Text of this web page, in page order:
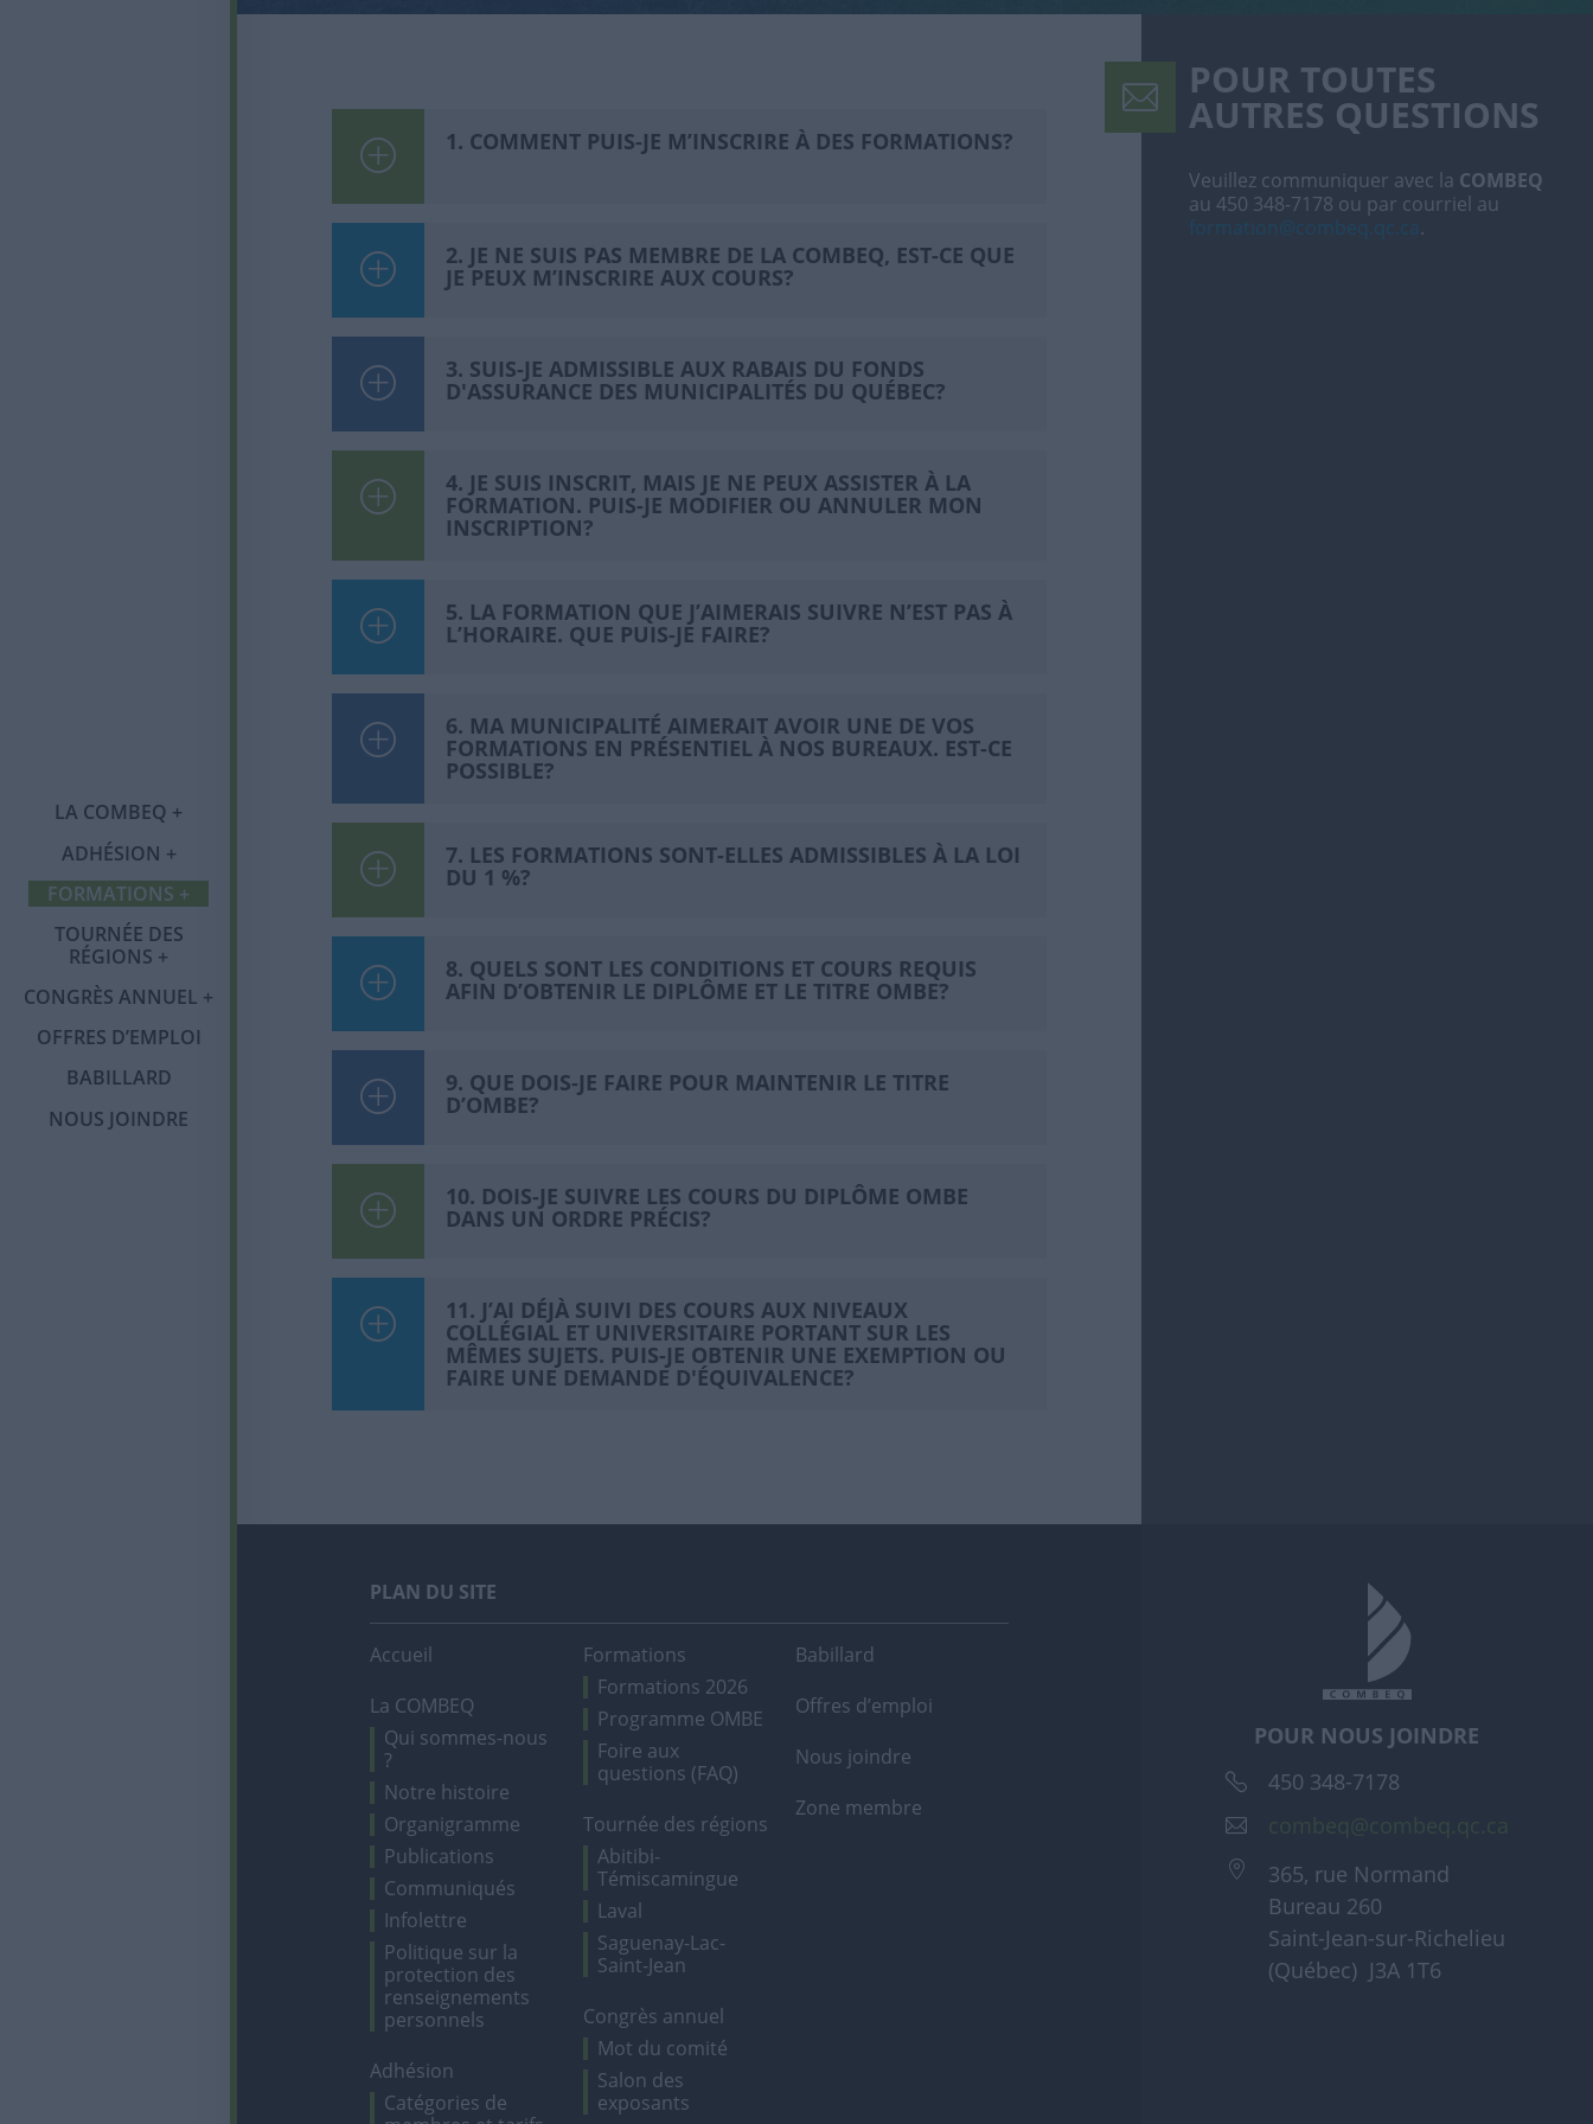
LA COMBEQ
Notre histoire
Publications
Communiqués
Infolettre
Politique sur la
protection des
renseignements
ADHÉSION
Adhésion
Catégories de
membres et tarifs
Services et
avantages
FORMATIONS
Programme OMBE
Formations 2026
Foire aux questions
(FAQ)
TOURNÉE DES
RÉGIONS
Tournée des régions
Abitibi-
Témiscamingue
Laval
Saguenay-Lac-Saint-
CONGRÈS ANNUEL
Congrès annuel
Mot du comité
Partenaires et
commanditaires
OFFRES D’EMPLOI
BABILLARD
NOUS JOINDRE
1. COMMENT PUIS-JE M’INSCRIRE À DES FORMATIONS?
2. JE NE SUIS PAS MEMBRE DE LA COMBEQ, EST-CE QUE
JE PEUX M’INSCRIRE AUX COURS?
3. SUIS-JE ADMISSIBLE AUX RABAIS DU FONDS
D'ASSURANCE DES MUNICIPALITÉS DU QUÉBEC?
4. JE SUIS INSCRIT, MAIS JE NE PEUX ASSISTER À LA
FORMATION. PUIS-JE MODIFIER OU ANNULER MON
INSCRIPTION?
5. LA FORMATION QUE J’AIMERAIS SUIVRE N’EST PAS À
L’HORAIRE. QUE PUIS-JE FAIRE?
6. MA MUNICIPALITÉ AIMERAIT AVOIR UNE DE VOS
FORMATIONS EN PRÉSENTIEL À NOS BUREAUX. EST-CE
POSSIBLE?
7. LES FORMATIONS SONT-ELLES ADMISSIBLES À LA LOI
DU 1 %?
8. QUELS SONT LES CONDITIONS ET COURS REQUIS
AFIN D’OBTENIR LE DIPLÔME ET LE TITRE OMBE?
9. QUE DOIS-JE FAIRE POUR MAINTENIR LE TITRE
D’OMBE?
10. DOIS-JE SUIVRE LES COURS DU DIPLÔME OMBE
DANS UN ORDRE PRÉCIS?
11. J’AI DÉJÀ SUIVI DES COURS AUX NIVEAUX
COLLÉGIAL ET UNIVERSITAIRE PORTANT SUR LES
MÊMES SUJETS. PUIS-JE OBTENIR UNE EXEMPTION OU
FAIRE UNE DEMANDE D'ÉQUIVALENCE?
POUR TOUTES
AUTRES QUESTIONS
Veuillez communiquer avec la COMBEQ
au 450 348-7178 ou par courriel au
formation@combeq.qc.ca.
PLAN DU SITE
Accueil
La COMBEQ
Qui sommes-nous
?
Notre histoire
Organigramme
Publications
Communiqués
Infolettre
Politique sur la
protection des
renseignements
personnels
Adhésion
Catégories de
Formations
Formations 2026
Programme OMBE
Foire aux
questions (FAQ)
Tournée des régions
Abitibi-
Témiscamingue
Laval
Saguenay-Lac-
Saint-Jean
Congrès annuel
Mot du comité
Salon des
exposants
Babillard
Offres d’emploi
Nous joindre
Zone membre
POUR NOUS JOINDRE
450 348-7178
365, rue Normand
Bureau 260
Saint-Jean-sur-Richelieu
(Québec) J3A 1T6